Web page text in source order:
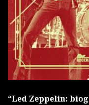
“Led Zeppelin: